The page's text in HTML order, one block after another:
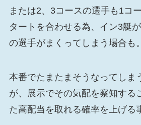
または2、3コースの選手も1コ
タートを合わせる為、イン3艇
の選手がまくってしまう場合も。
本番でたまたまそうなってしま
が、展示でその気配を察知する
た高配当を取れる確率を上げる